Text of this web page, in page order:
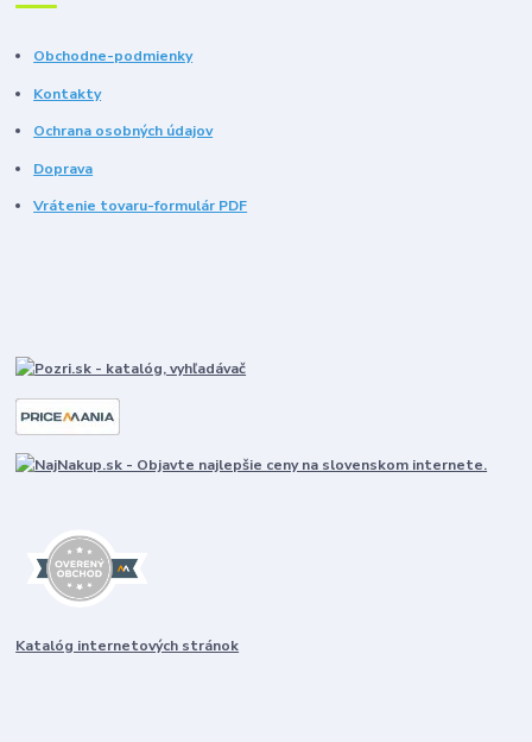
Obchodne-podmienky
Kontakty
Ochrana osobných údajov
Doprava
Vrátenie tovaru-formulár PDF
Katalóg internetových stránok